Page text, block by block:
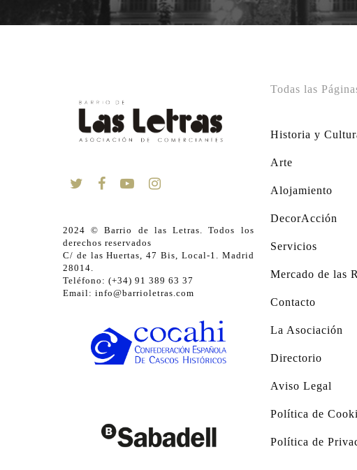
2024 © Barrio de las Letras. Todos los
derechos reservados
C/ de las Huertas, 47 Bis, Local-1. Madrid
28014.
Teléfono: (+34) 91 389 63 37
Email: info@barrioletras.com
Todas las
Historia y
Arte
Alojamiento
DecorAcción
Servicios
Mercado de las
Contacto
La Asociación
Directorio
Aviso Legal
Política de
Política de